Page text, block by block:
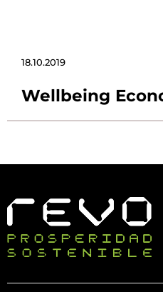
18.10.2019
Wellbeing